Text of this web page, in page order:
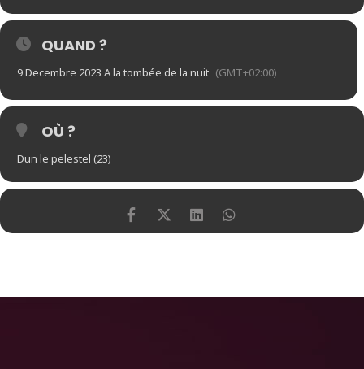
QUAND ?
9 Decembre 2023 A la tombée de la nuit (GMT+02:00)
OÙ ?
Dun le pelestel (23)